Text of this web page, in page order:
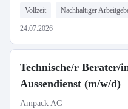
Vollzeit Nachhaltiger
24.07.2026
Technische/r Berater/
Aussendienst (m/w/d)
Ampack AG